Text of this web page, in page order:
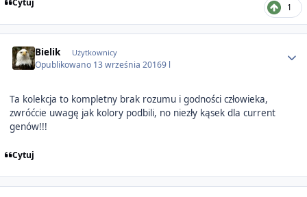
Cytuj 1
Bielik Użytkownicy
Opublikowano 13 września 20169 l
Ta kolekcja to kompletny brak rozumu i godności człowieka,
zwróćcie uwagę jak kolory podbili, no niezły kąsek dla current
genów!!!
Cytuj